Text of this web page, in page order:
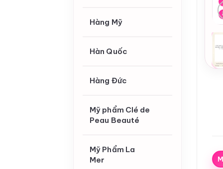
Hàng Mỹ
Hàn Quốc
Hàng Đức
Mỹ phẩm Clé de
Peau Beauté
Mỹ Phẩm La
Mer